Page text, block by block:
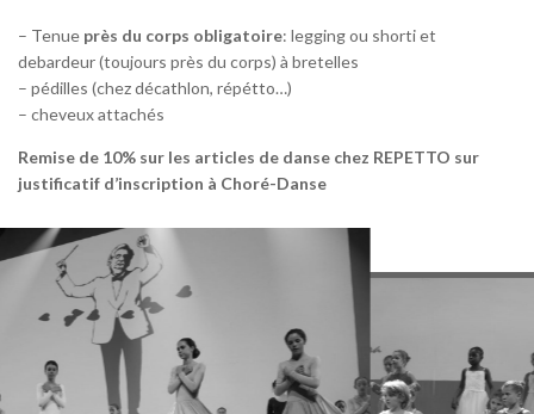
– Tenue près du corps obligatoire: legging ou shorti et
debardeur (toujours près du corps) à bretelles
– pédilles (chez décathlon, répétto…)
– cheveux attachés
Remise de 10% sur les articles de danse chez REPETTO sur
justificatif d’inscription à Choré-Danse